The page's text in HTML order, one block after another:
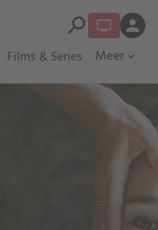
Films & Series Meer expand_more
search person